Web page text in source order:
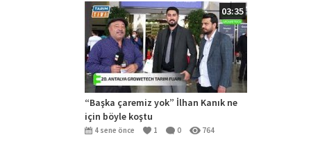
03:35
“Başka çaremiz yok” İlhan Kanık ne
için böyle koştu
4 sene önce 1 0 764